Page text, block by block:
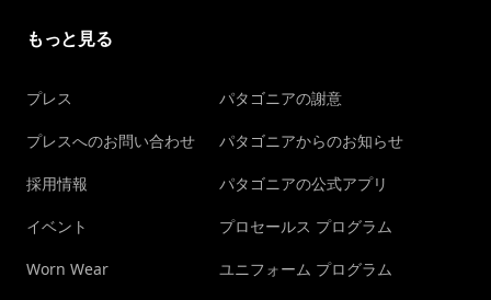
もっと見る
プレス
プレスへのお問い合わせ
採用情報
イベント
Worn Wear
パタゴニアの謝意
パタゴニアからのお知らせ
パタゴニアの公式アプリ
プロセールス プログラム
ユニフォーム プログラム